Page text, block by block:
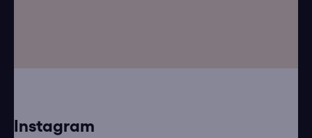
Instagram